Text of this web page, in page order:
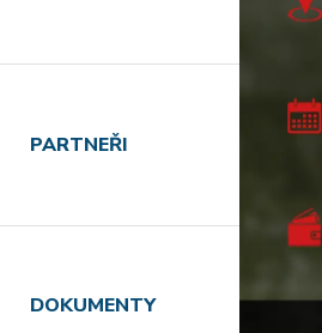
PARTNEŘI
DOKUMENTY